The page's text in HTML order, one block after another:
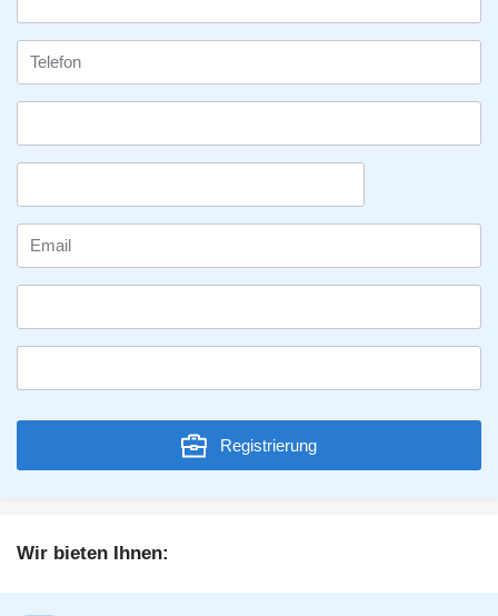
Registrierung
Wir bieten Ihnen: